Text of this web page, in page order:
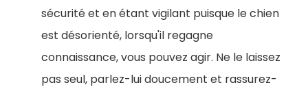
sécurité et en étant vigilant puisque le chien
est désorienté, lorsqu'il regagne
connaissance, vous pouvez agir. Ne le laissez
pas seul, parlez-lui doucement et rassurez-